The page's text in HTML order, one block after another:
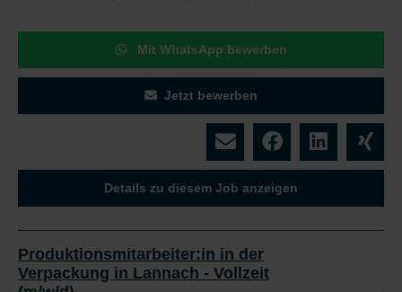
Mit WhatsApp bewerben
Jetzt bewerben
Details zu diesem Job anzeigen
Produktionsmitarbeiter:in in der
Verpackung in Lannach - Vollzeit